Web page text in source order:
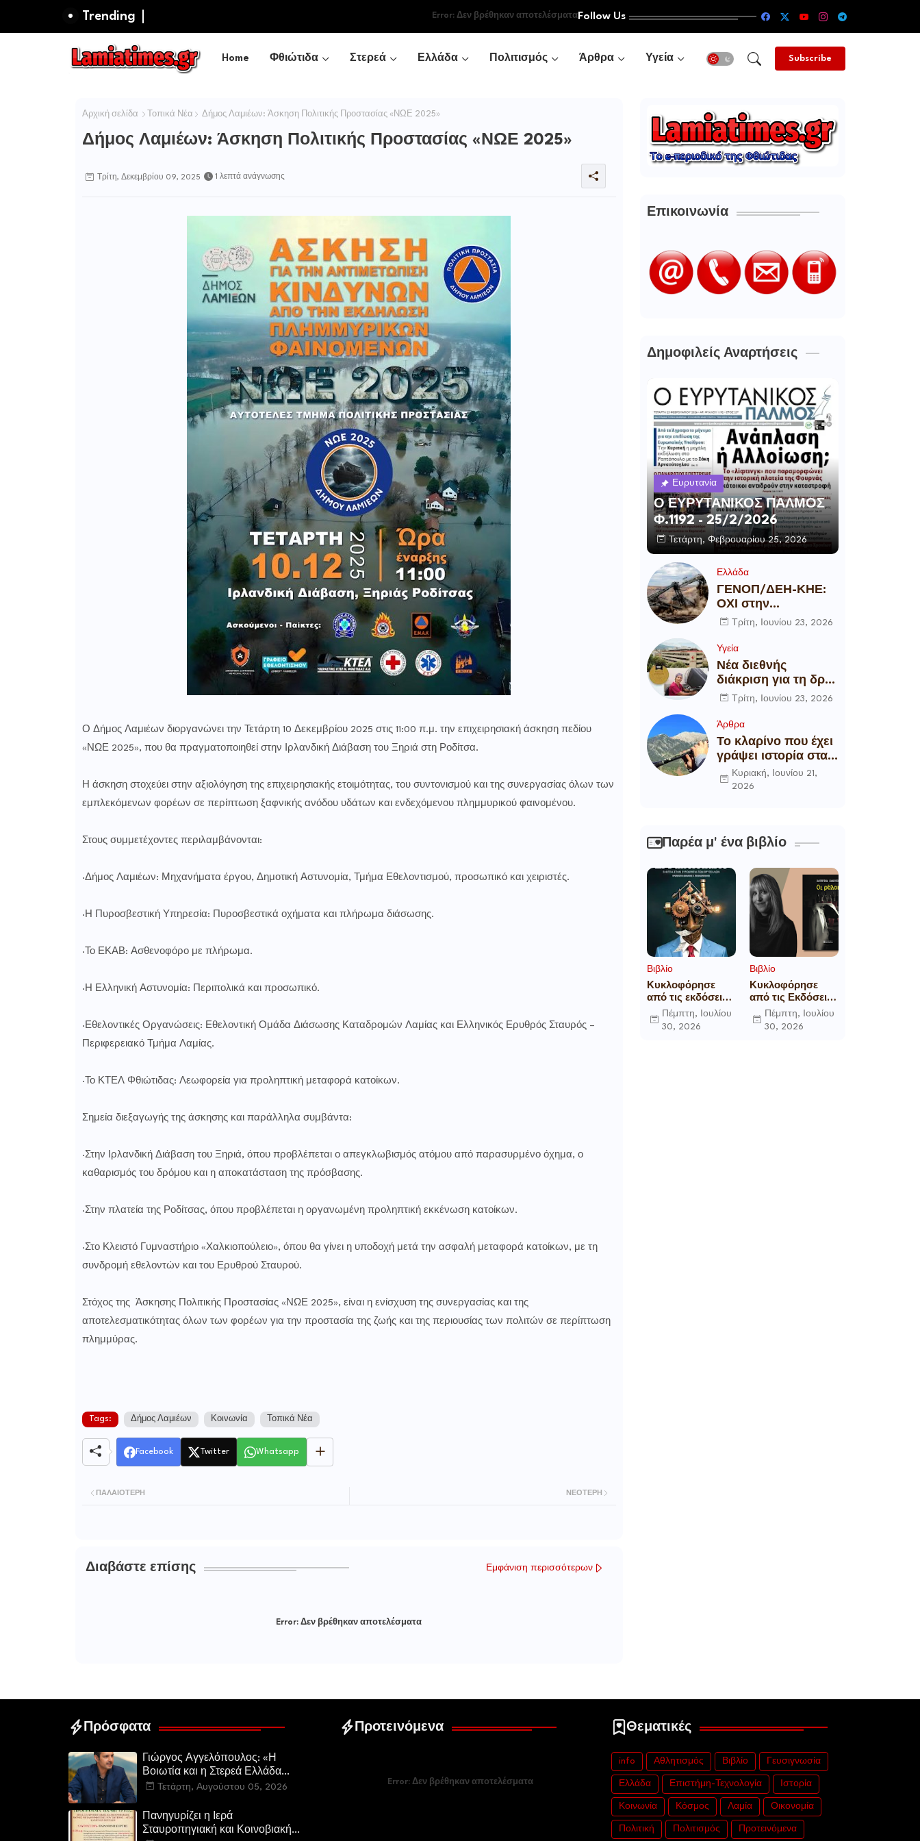
Trending Error:Δεν βρέθηκαν αποτελέσματαFollow Us
Home Φθιώτιδα Στερεά Ελλάδα Πολιτισμός Άρθρα Υγεία Subscribe
Αρχική σελίδα Τοπικά Νέα Δήμος Λαμιέων: Άσκηση Πολιτικής Προστασίας «ΝΩΕ 2025»
Δήμος Λαμιέων: Άσκηση Πολιτικής Προστασίας «ΝΩΕ 2025»
Τρίτη, Δεκεμβρίου 09, 2025 1 λεπτά ανάγνωσης
Ο Δήμος Λαμιέων διοργανώνει την Τετάρτη 10 Δεκεμβρίου 2025 στις 11:00 π.μ. την επιχειρησιακή άσκηση πεδίου
«ΝΩΕ 2025», που θα πραγματοποιηθεί στην Ιρλανδική Διάβαση του Ξηριά στη Ροδίτσα.
Η άσκηση στοχεύει στην αξιολόγηση της επιχειρησιακής ετοιμότητας, του συντονισμού και της συνεργασίας όλων των
εμπλεκόμενων φορέων σε περίπτωση ξαφνικής ανόδου υδάτων και ενδεχόμενου πλημμυρικού φαινομένου.
Στους συμμετέχοντες περιλαμβάνονται:
·Δήμος Λαμιέων: Μηχανήματα έργου, Δημοτική Αστυνομία, Τμήμα Εθελοντισμού, προσωπικό και χειριστές.
·Η Πυροσβεστική Υπηρεσία: Πυροσβεστικά οχήματα και πλήρωμα διάσωσης.
·Το ΕΚΑΒ: Ασθενοφόρο με πλήρωμα.
·Η Ελληνική Αστυνομία: Περιπολικά και προσωπικό.
·Εθελοντικές Οργανώσεις: Εθελοντική Ομάδα Διάσωσης Καταδρομών Λαμίας και Ελληνικός Ερυθρός Σταυρός –
Περιφερειακό Τμήμα Λαμίας.
·Το ΚΤΕΛ Φθιώτιδας: Λεωφορεία για προληπτική μεταφορά κατοίκων.
Σημεία διεξαγωγής της άσκησης και παράλληλα συμβάντα:
·Στην Ιρλανδική Διάβαση του Ξηριά, όπου προβλέπεται ο απεγκλωβισμός ατόμου από παρασυρμένο όχημα, ο
καθαρισμός του δρόμου και η αποκατάσταση της πρόσβασης.
·Στην πλατεία της Ροδίτσας, όπου προβλέπεται η οργανωμένη προληπτική εκκένωση κατοίκων.
·Στο Κλειστό Γυμναστήριο «Χαλκιοπούλειο», όπου θα γίνει η υποδοχή μετά την ασφαλή μεταφορά κατοίκων, με τη
συνδρομή εθελοντών και του Ερυθρού Σταυρού.
Στόχος της Άσκησης Πολιτικής Προστασίας «ΝΩΕ 2025», είναι η ενίσχυση της συνεργασίας και της
αποτελεσματικότητας όλων των φορέων για την προστασία της ζωής και της περιουσίας των πολιτών σε περίπτωση
πλημμύρας.
Tags: Δήμος Λαμιέων Κοινωνία Τοπικά Νέα
Facebook Twitter Whatsapp
ΝΕΌΤΕΡΗ
ΠΑΛΑΙΌΤΕΡΗ
Διαβάστε επίσης Εμφάνιση περισσότερων
Error: Δεν βρέθηκαν αποτελέσματα
Επικοινωνία
Δημοφιλείς Αναρτήσεις
Ευρυτανία
Ο ΕΥΡΥΤΑΝΙΚΟΣ ΠΑΛΜΟΣ
Φ.1192 - 25/2/2026
Τετάρτη, Φεβρουαρίου 25, 2026
Ελλάδα
ΓΕΝΟΠ/ΔΕΗ-ΚΗΕ:
ΟΧΙ στην
αποξήλωση των
υποδομών της
χώρας
Τρίτη, Ιουνίου 23, 2026
Υγεία
Νέα διεθνής
διάκριση για τη δρ
Θάλεια
Διευθύντρια
Xειρουργό του
Metropolitan
General
Τρίτη, Ιουνίου 23, 2026
Άρθρα
Το κλαρίνο που έχει
γράψει ιστορία στα
χωριά της Ρούμελης
Κυριακή, Ιουνίου 21,
2026
Παρέα μ' ένα βιβλίο
Βιβλίο
Κυκλοφόρησε
από τις εκδόσεις
Gema το
μυθιστόρημα του
Πέμπτη, Ιουλίου
30, 2026
Βιβλίο
Κυκλοφόρησε
από τις Εκδόσεις
Επίμετρο το
αστυνομικό
Πέμπτη, Ιουλίου
30, 2026
Πρόσφατα
Γιώργος Αγγελόπουλος: «Η
Βοιωτία και η Στερεά Ελλάδα
καίγεται. Η Κυβέρνηση και η
αυτοθαυμάζονται.»
Τετάρτη, Αυγούστου 05, 2026
Πανηγυρίζει η Ιερά
Σταυροπηγιακή και Κοινοβιακή
Προτεινόμενα
Error:Δεν βρέθηκαν αποτελέσματα
Θεματικές
info Αθλητισμός Βιβλίο Γευσιγνωσία
Ελλάδα Επιστήμη-Τεχνολογία Ιστορία
Κοινωνία Κόσμος Λαμία Οικονομία
Πολιτική Πολιτισμός Προτεινόμενα